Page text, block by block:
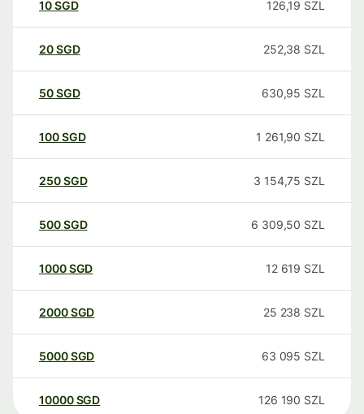
10SGD 126,19 SZL
20SGD 252,38 SZL
50SGD 630,95 SZL
100SGD 1 261,90 SZL
250SGD 3 154,75 SZL
500SGD 6 309,50 SZL
1000SGD 12 619 SZL
2000SGD 25 238 SZL
5000SGD 63 095 SZL
10000 SGD 126 190 SZL